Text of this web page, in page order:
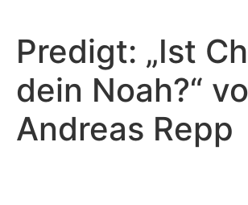
Predigt: „Ist
dein Noah?“
Andreas Repp